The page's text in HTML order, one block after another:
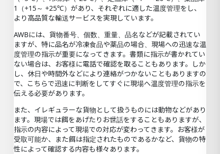
1（+15～ +25℃）があり、それぞれに適した温度管理をし、
より高品質な輸送サービスを実現しています。
AWBには、貨物番号、個数、重量、品名などが記載されてい
ますが、特に品名が冷凍食品や薬品の場合、現場への迅速な温
度管理の指示が重要になってきます。書類に指示が書かれてい
ない場合は、お客様に電話で確認を取ることもあります。しか
し、休日や時間外などにより連絡がつかないこともありますの
で、こちらで迅速に判断をしてすぐに現場へ温度管理の指示を
伝える必要があります。
また、イレギュラーな貨物として扱うものには動物などがあり
ます。現場では餌をあげたりお世話をすることもありますが、
指示の内容によって現場での対応が変わってきます。お客様が
受取可能か、また餌は指定されたものであるかなど、貨物の特
性によって確認する内容も様々あります。